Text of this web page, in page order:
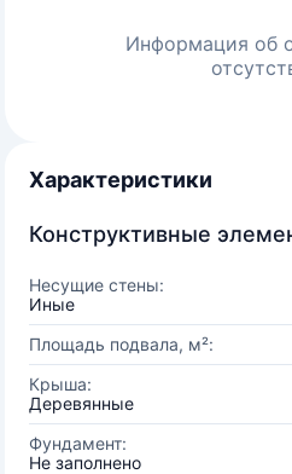
Информация об
Характеристики
Конструктивные
Несущие стены:
Иные
Площадь подвала, м²:
Крыша:
Деревянные
Фундамент:
Не заполнено